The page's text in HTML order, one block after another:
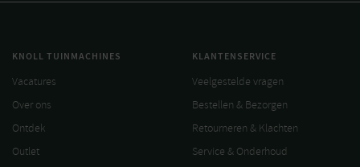
KNOLL TUINMACHINES
Vacatures
Over ons
Ontdek
Outlet
KLANTENSERVICE
Veelgestelde vragen
Bestellen & Bezorgen
Retourneren & Klachten
Service & Onderhoud